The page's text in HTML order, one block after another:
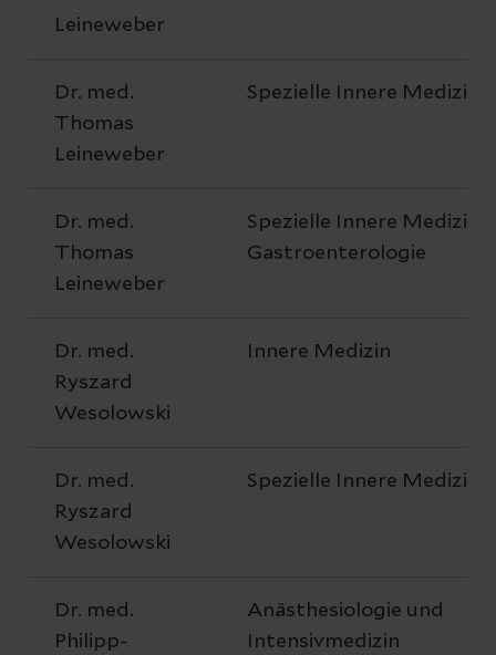
Leineweber
Dr. med.
Thomas
Leineweber
Spezielle Innere Medizin
Dr. med.
Thomas
Leineweber
Spezielle Innere Medizin
Gastroenterologie
Dr. med.
Ryszard
Wesolowski
Innere Medizin
Dr. med.
Ryszard
Wesolowski
Spezielle Innere Medizin
Dr. med.
Philipp-
Anästhesiologie und
Intensivmedizin